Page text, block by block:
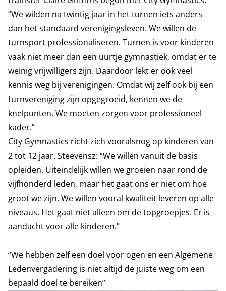
“We wilden na twintig jaar in het turnen iets anders
dan het standaard verenigingsleven. We willen de
turnsport professionaliseren. Turnen is voor kinderen
vaak niet meer dan een uurtje gymnastiek, omdat er te
weinig vrijwilligers zijn. Daardoor lekt er ook veel
kennis weg bij verenigingen. Omdat wij zelf ook bij een
turnvereniging zijn opgegroeid, kennen we de
knelpunten. We moeten zorgen voor professioneel
kader.”
City Gymnastics richt zich vooralsnog op kinderen van
2 tot 12 jaar. Steevensz: “We willen vanuit de basis
opleiden. Uiteindelijk willen we groeien naar rond de
vijfhonderd leden, maar het gaat ons er niet om hoe
groot we zijn. We willen vooral kwaliteit leveren op alle
niveaus. Het gaat niet alleen om de topgroepjes. Er is
aandacht voor alle kinderen.”
“We hebben zelf een doel voor ogen en een Algemene
Ledenvergadering is niet altijd de juiste weg om een
bepaald doel te bereiken”